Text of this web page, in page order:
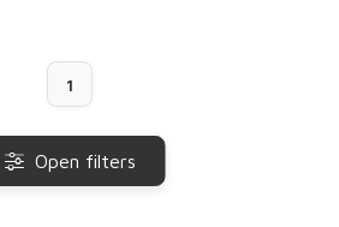
1
Open filters